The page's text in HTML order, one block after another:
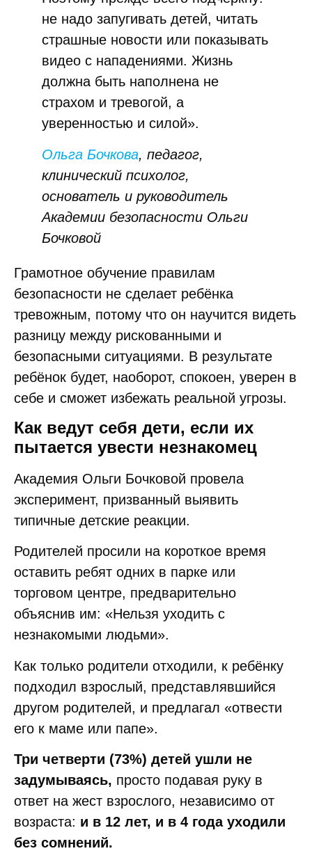
не надо запугивать детей, читать
страшные новости или показывать
видео с нападениями. Жизнь
должна быть наполнена не
страхом и тревогой, а
уверенностью и силой».
Ольга Бочкова, педагог,
клинический психолог,
основатель и руководитель
Академии безопасности Ольги
Бочковой
Грамотное обучение правилам
безопасности не сделает ребёнка
тревожным, потому что он научится видеть
разницу между рискованными и
безопасными ситуациями. В результате
ребёнок будет, наоборот, спокоен, уверен в
себе и сможет избежать реальной угрозы.
Как ведут себя дети, если их
пытается увести незнакомец
Академия Ольги Бочковой провела
эксперимент, призванный выявить
типичные детские реакции.
Родителей просили на короткое время
оставить ребят одних в парке или
торговом центре, предварительно
объяснив им: «Нельзя уходить с
незнакомыми людьми».
Как только родители отходили, к ребёнку
подходил взрослый, представлявшийся
другом родителей, и предлагал «отвести
его к маме или папе».
Три четверти (73%) детей ушли не
задумываясь, просто подавая руку в
ответ на жест взрослого, независимо от
возраста: и в 12 лет, и в 4 года уходили
без сомнений.